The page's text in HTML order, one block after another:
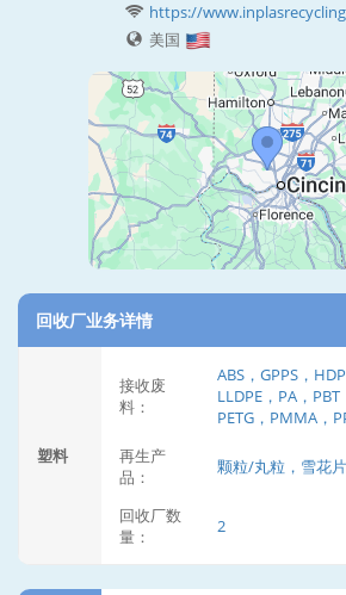
https://
美国
回收厂业务详情
塑料
接收废
料：
ABS，GPPS，
LLDPE，PA，PBT
PETG，PMMA，
再生产
品：
颗粒/丸粒，雪花片
回收厂数
量：
2